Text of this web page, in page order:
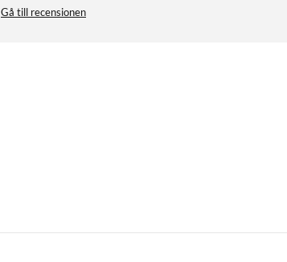
Gå till recensionen